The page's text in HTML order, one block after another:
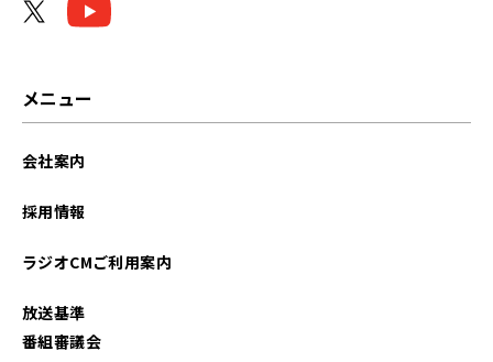
メニュー
会社案内
採用情報
ラジオCMご利用案内
放送基準
番組審議会